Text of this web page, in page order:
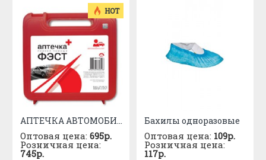
HOT
АПТЕЧКА АВТОМОБИЛЬНАЯ приказ №1080
Оптовая цена: 695р.
Розничная цена:
745р.
Бахилы одноразовые
Оптовая цена: 109р.
Розничная цена:
117р.